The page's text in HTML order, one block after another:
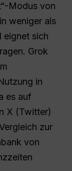
Modus von
weniger als
eignet sich
Grok
in
es auf
X (Twitter)
zur
von